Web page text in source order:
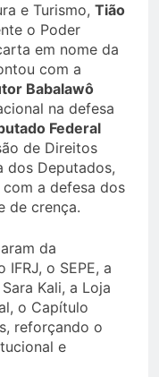
e Turismo, Tião
o Poder
em nome da
com a
Babalawô
na defesa
Federal
de Direitos
dos Deputados,
a defesa dos
de crença.
da
o SEPE, a
Kali, a Loja
o Capítulo
reforçando o
e